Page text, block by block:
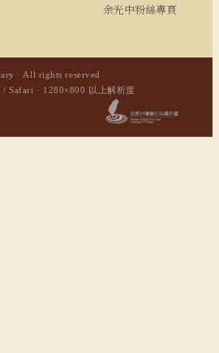
余光中粉絲專頁
· All rights reserved
Safari · 1280×800 以上解析度